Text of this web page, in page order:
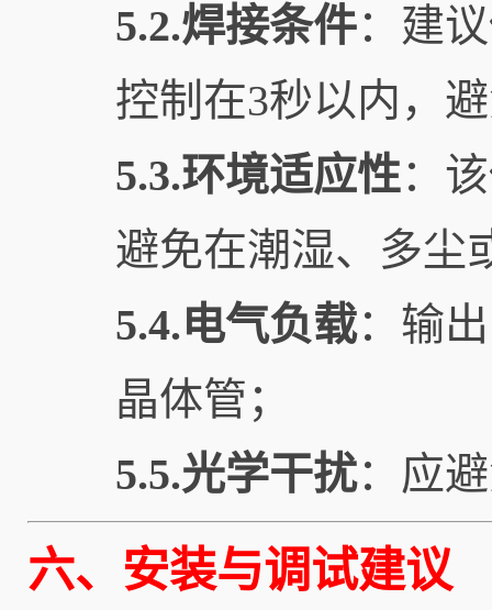
5.2.焊接条件：建
控制在3秒以内，
5.3.环境适应性：
避免在潮湿、多尘
5.4.电气负载：输
晶体管；
5.5.光学干扰：应
六、安装与调试建议